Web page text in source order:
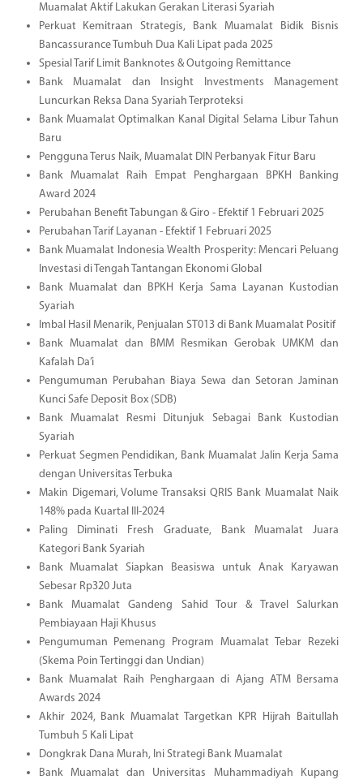
Muamalat Aktif Lakukan Gerakan Literasi Syariah
Perkuat Kemitraan Strategis, Bank Muamalat Bidik Bisnis
Bancassurance Tumbuh Dua Kali Lipat pada 2025
Spesial Tarif Limit Banknotes & Outgoing Remittance
Bank Muamalat dan Insight Investments Management
Luncurkan Reksa Dana Syariah Terproteksi
Bank Muamalat Optimalkan Kanal Digital Selama Libur Tahun
Baru
Pengguna Terus Naik, Muamalat DIN Perbanyak Fitur Baru
Bank Muamalat Raih Empat Penghargaan BPKH Banking
Award 2024
Perubahan Benefit Tabungan & Giro - Efektif 1 Februari 2025
Perubahan Tarif Layanan - Efektif 1 Februari 2025
Bank Muamalat Indonesia Wealth Prosperity: Mencari Peluang
Investasi di Tengah Tantangan Ekonomi Global
Bank Muamalat dan BPKH Kerja Sama Layanan Kustodian
Syariah
Imbal Hasil Menarik, Penjualan ST013 di Bank Muamalat Positif
Bank Muamalat dan BMM Resmikan Gerobak UMKM dan
Kafalah Da’i
Pengumuman Perubahan Biaya Sewa dan Setoran Jaminan
Kunci Safe Deposit Box (SDB)
Bank Muamalat Resmi Ditunjuk Sebagai Bank Kustodian
Syariah
Perkuat Segmen Pendidikan, Bank Muamalat Jalin Kerja Sama
dengan Universitas Terbuka
Makin Digemari, Volume Transaksi QRIS Bank Muamalat Naik
148% pada Kuartal III-2024
Paling Diminati Fresh Graduate, Bank Muamalat Juara
Kategori Bank Syariah
Bank Muamalat Siapkan Beasiswa untuk Anak Karyawan
Sebesar Rp320 Juta
Bank Muamalat Gandeng Sahid Tour & Travel Salurkan
Pembiayaan Haji Khusus
Pengumuman Pemenang Program Muamalat Tebar Rezeki
(Skema Poin Tertinggi dan Undian)
Bank Muamalat Raih Penghargaan di Ajang ATM Bersama
Awards 2024
Akhir 2024, Bank Muamalat Targetkan KPR Hijrah Baitullah
Tumbuh 5 Kali Lipat
Dongkrak Dana Murah, Ini Strategi Bank Muamalat
Bank Muamalat dan Universitas Muhammadiyah Kupang